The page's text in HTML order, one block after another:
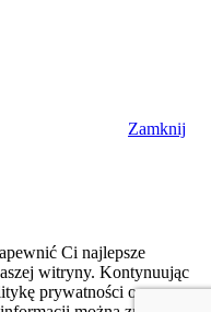
Zamknij
Ci najlepsze
witryny. Kontynuując
prywatności oraz